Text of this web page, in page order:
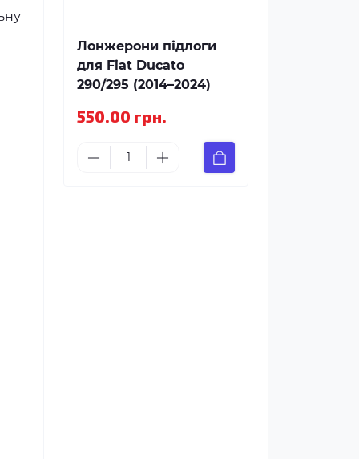
Лонжерони підлоги
для Fiat Ducato
290/295 (2014–2024)
550.00 грн.